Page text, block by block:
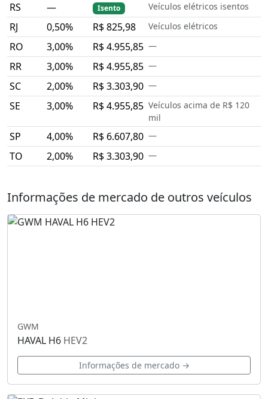
RS — Isento Veículos elétricos isentos
RJ 0,50% R$ 825,98 Veículos elétricos
RO 3,00% R$ 4.955,85 —
RR 3,00% R$ 4.955,85 —
SC 2,00% R$ 3.303,90 —
SE 3,00% R$ 4.955,85 Veículos acima de R$ 120
mil
SP 4,00% R$ 6.607,80 —
TO 2,00% R$ 3.303,90 —
Informações de mercado de outros veículos
GWM
HAVAL H6 HEV2
Informações de mercado →